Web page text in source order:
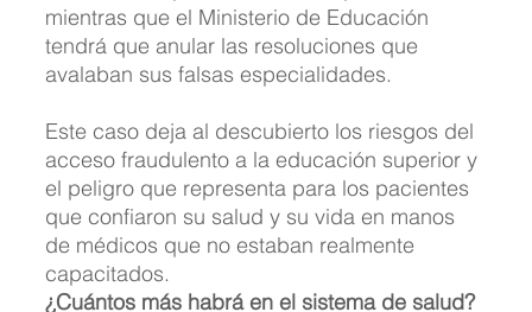
mientras que el Ministerio de Educación
tendrá que anular las resoluciones que
avalaban sus falsas especialidades.
Este caso deja al descubierto los riesgos del
acceso fraudulento a la educación superior y
el peligro que representa para los pacientes
que confiaron su salud y su vida en manos
de médicos que no estaban realmente
capacitados.
¿Cuántos más habrá en el sistema de salud?